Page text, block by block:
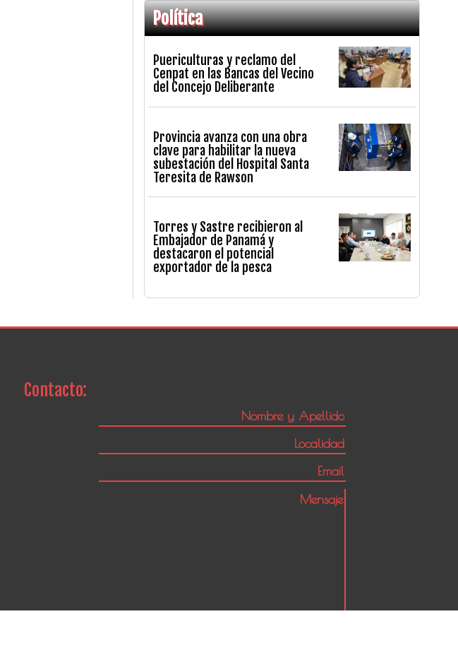
Política
Puericulturas y reclamo del
Cenpat en las Bancas del Vecino
del Concejo Deliberante
Provincia avanza con una obra
clave para habilitar la nueva
subestación del Hospital Santa
Teresita de Rawson
Torres y Sastre recibieron al
Embajador de Panamá y
destacaron el potencial
exportador de la pesca
Contacto: